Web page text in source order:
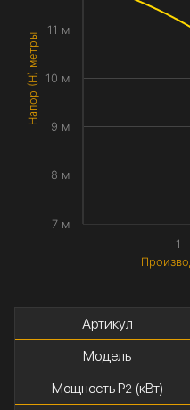
Напор (H) метры
1
7 м
8 м
9 м
10 м
11 м
Артикул
Модель
Мощность P2(кВт)